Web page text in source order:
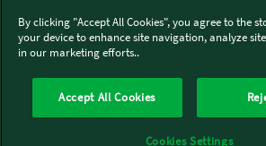
Thermomix®
By clicking "Accept All Cookies", you agree to the
your device to enhance site navigation, analyze
in our marketing efforts..
Accept All Cookies
Cookies Settings